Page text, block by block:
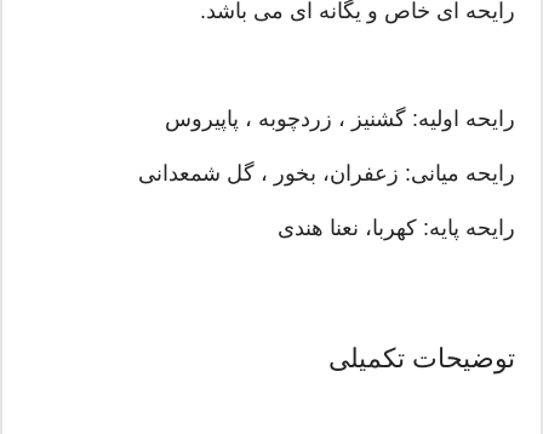
رایحه ای خاص و یگانه ای می باشد.
رایحه اولیه: گشنیز ، زردچوبه ، پاپیروس
رایحه میانی: زعفران، بخور ، گل شمعدانی
رایحه پایه: کهربا، نعنا هندی
توضیحات تکمیلی